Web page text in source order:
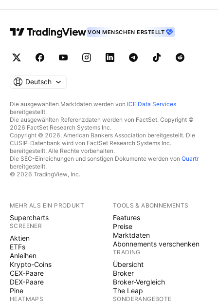
VON MENSCHEN ERSTELLT
Deutsch
Die ausgewählten Marktdaten werden von ICE Data Services
bereitgestellt.
Die ausgewählten Referenzdaten werden von FactSet. Copyright ©
2026 FactSet Research Systems Inc.
Copyright © 2026, American Bankers Association bereitgestellt. Die
CUSIP-Datenbank wird von FactSet Research Systems Inc.
bereitgestellt. Alle Rechte vorbehalten.
Die SEC-Einreichungen und sonstigen Dokumente werden von Quartr
bereitgestellt.
© 2026 TradingView, Inc.
MEHR ALS EIN PRODUKT
Supercharts
SCREENER
Aktien
ETFs
Anleihen
Krypto-Coins
CEX-Paare
DEX-Paare
Pine
HEATMAPS
TOOLS & ABONNEMENTS
Features
Preise
Marktdaten
Abonnements verschenken
TRADING
Übersicht
Broker
Broker-Vergleich
The Leap
SONDERANGEBOTE